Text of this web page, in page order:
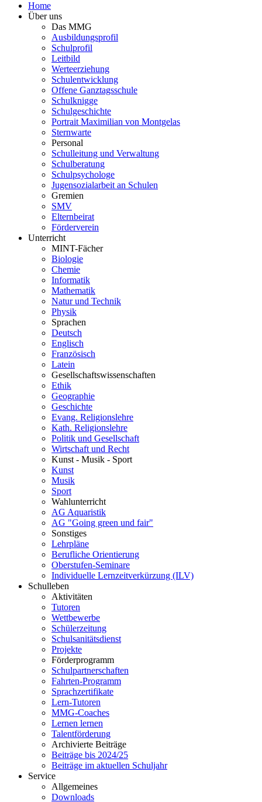
Home
Über uns
Das MMG
Ausbildungsprofil
Schulprofil
Leitbild
Werteerziehung
Schulentwicklung
Offene Ganztagsschule
Schulknigge
Schulgeschichte
Portrait Maximilian von Montgelas
Sternwarte
Personal
Schulleitung und Verwaltung
Schulberatung
Schulpsychologe
Jugensozialarbeit an Schulen
Gremien
SMV
Elternbeirat
Förderverein
Unterricht
MINT-Fächer
Biologie
Chemie
Informatik
Mathematik
Natur und Technik
Physik
Sprachen
Deutsch
Englisch
Französisch
Latein
Gesellschaftswissenschaften
Ethik
Geographie
Geschichte
Evang. Religionslehre
Kath. Religionslehre
Politik und Gesellschaft
Wirtschaft und Recht
Kunst - Musik - Sport
Kunst
Musik
Sport
Wahlunterricht
AG Aquaristik
AG "Going green und fair"
Sonstiges
Lehrpläne
Berufliche Orientierung
Oberstufen-Seminare
Individuelle Lernzeitverkürzung (ILV)
Schulleben
Aktivitäten
Tutoren
Wettbewerbe
Schülerzeitung
Schulsanitätsdienst
Projekte
Förderprogramm
Schulpartnerschaften
Fahrten-Programm
Sprachzertifikate
Lern-Tutoren
MMG-Coaches
Lernen lernen
Talentförderung
Archivierte Beiträge
Beiträge bis 2024/25
Beiträge im aktuellen Schuljahr
Service
Allgemeines
Downloads